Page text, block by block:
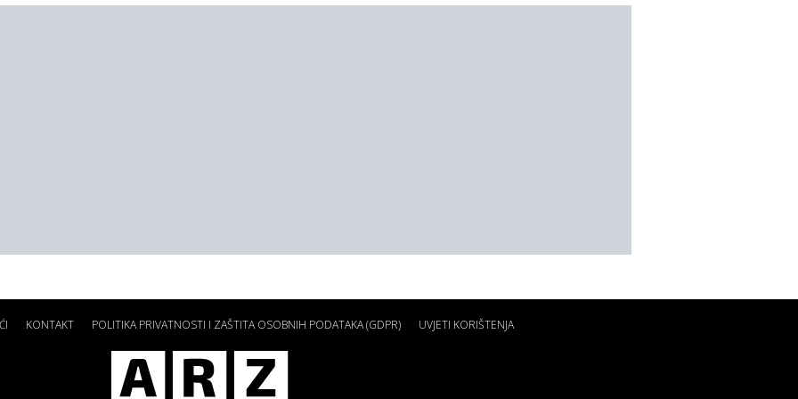
KONTAKT POLITIKA PRIVATNOSTI I ZAŠTITA OSOBNIH PODATAKA (GDPR) UVJETI KORIŠTENJA